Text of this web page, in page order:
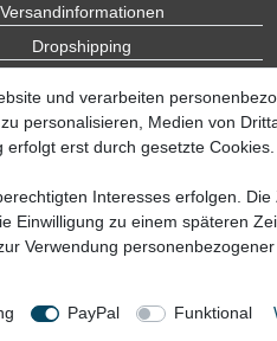
Versandinformationen
Dropshipping
und verarbeiten
personalisieren, Medien von
erst durch gesetzte
Interesses erfolgen.
Einwilligung zu einem späteren
Verwendung
PayPal Funktional